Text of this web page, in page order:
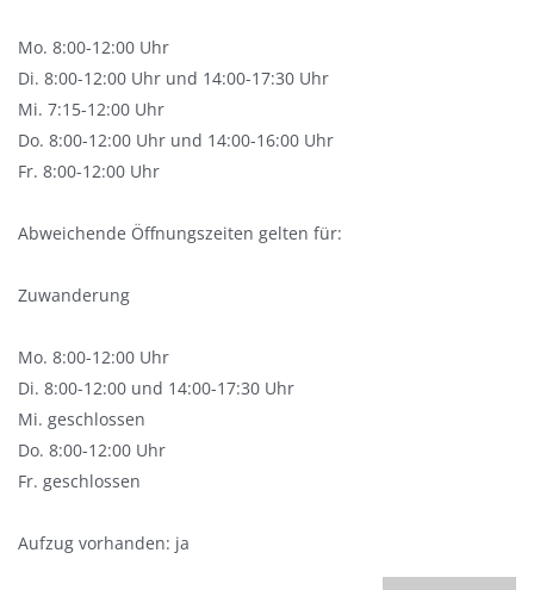
Mo. 8:00-12:00 Uhr
Di. 8:00-12:00 Uhr und 14:00-17:30 Uhr
Mi. 7:15-12:00 Uhr
Do. 8:00-12:00 Uhr und 14:00-16:00 Uhr
Fr. 8:00-12:00 Uhr
Abweichende Öffnungszeiten gelten für:
Zuwanderung
Mo. 8:00-12:00 Uhr
Di. 8:00-12:00 und 14:00-17:30 Uhr
Mi. geschlossen
Do. 8:00-12:00 Uhr
Fr. geschlossen
Aufzug vorhanden: ja